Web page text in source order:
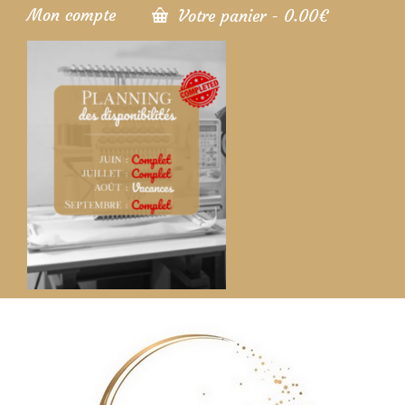
Mon compte Votre panier - 0.00€